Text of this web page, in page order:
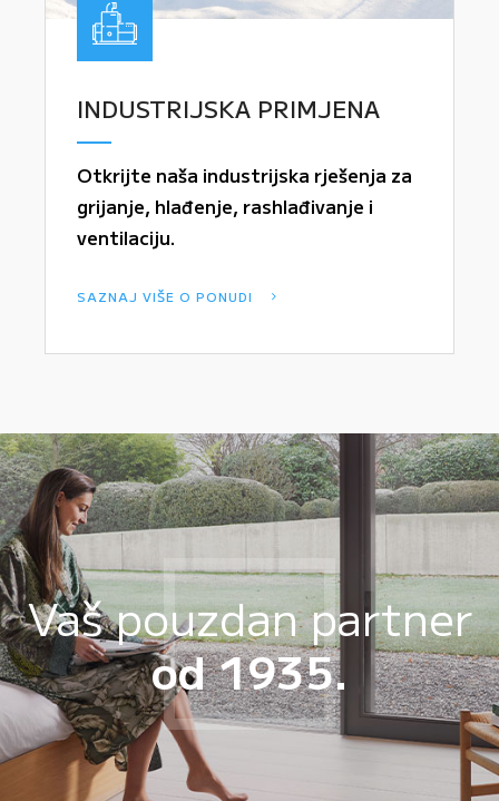
INDUSTRIJSKA PRIMJENA
Otkrijte naša industrijska rješenja za
grijanje, hlađenje, rashlađivanje i
ventilaciju.
SAZNAJ VIŠE O PONUDI
Vaš pouzdan partner
od 1935.